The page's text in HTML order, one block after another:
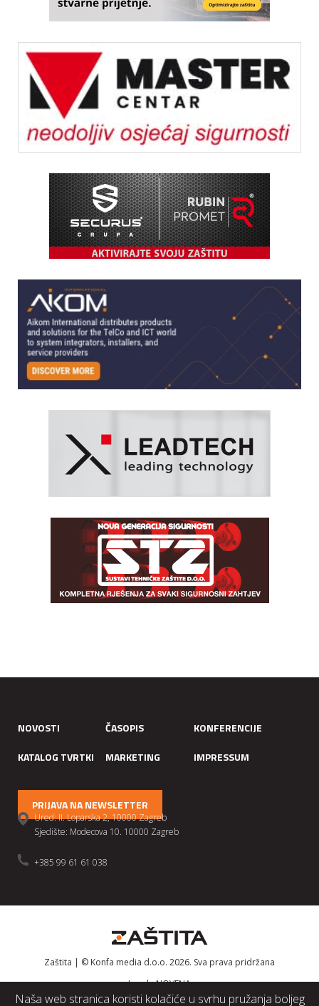
Naša web stranica koristi kolačiće u svrhu pružanja boljeg
NOVOSTI ČASOPIS
KONFERENCIJE
KATALOG TVRTKI
MARKETING IMPRESSUM
PRIJAVA NA NEWSLETTER
Ured: II. Loparska 2, 10000 Zagreb
Sjedište: Modecova 10. 10000 Zagreb
+385 99 61 61 038
Zaštita | © Konfa media d.o.o. 2026. Sva prava pridržana
IzradaNOVENA